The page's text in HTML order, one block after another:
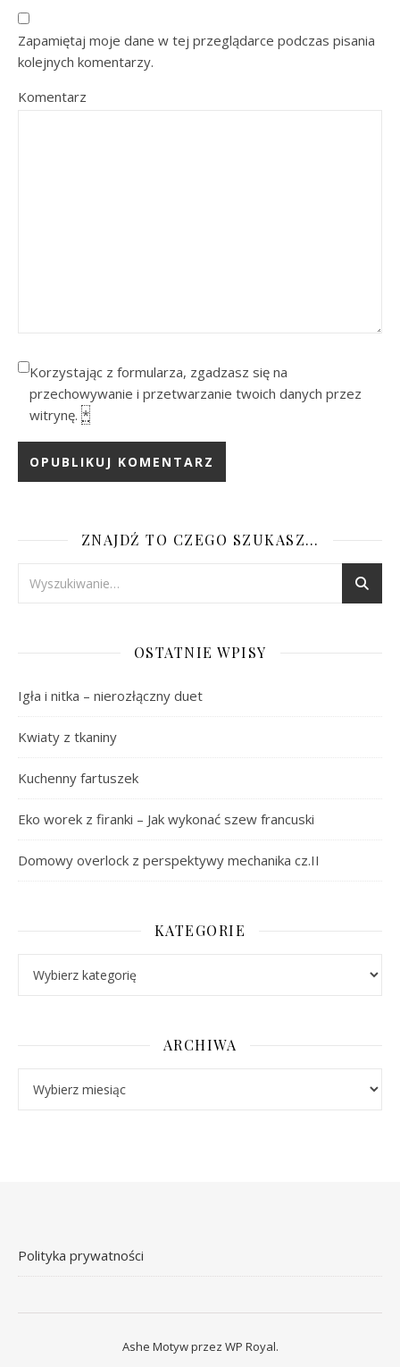
Zapamiętaj moje dane w tej przeglądarce podczas pisania
kolejnych komentarzy.
Komentarz
Korzystając z formularza, zgadzasz się na
przechowywanie i przetwarzanie twoich danych przez
witrynę. *
ZNAJDŹ TO CZEGO SZUKASZ…
OSTATNIE WPISY
Igła i nitka – nierozłączny duet
Kwiaty z tkaniny
Kuchenny fartuszek
Eko worek z firanki – Jak wykonać szew francuski
Domowy overlock z perspektywy mechanika cz.II
KATEGORIE
ARCHIWA
Polityka prywatności
Ashe Motyw przez WP Royal.